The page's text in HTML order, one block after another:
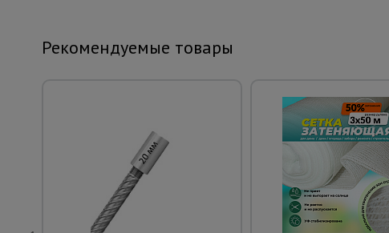
Рекомендуемые товары